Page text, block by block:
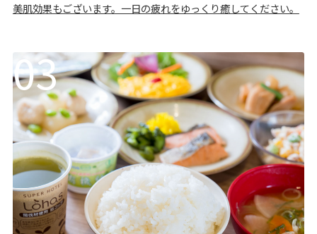
美肌効果もございます。一日の疲れをゆっくり癒してください。